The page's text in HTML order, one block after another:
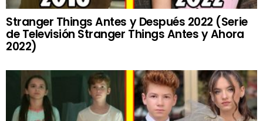
Stranger Things Antes y Después 2022 (Serie
de Televisión Stranger Things Antes y Ahora
2022)